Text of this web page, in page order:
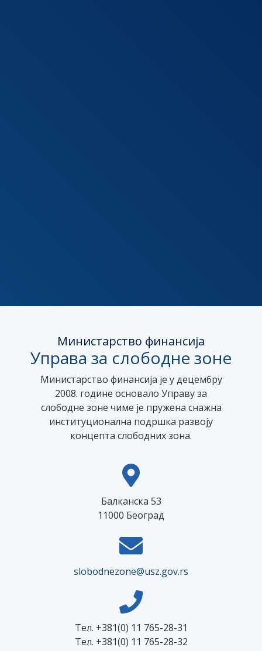
Министарство финансија
Управа за слободне зоне
Министарство финансија је у децембру
2008. године основало Управу за
слободне зоне чиме је пружена снажна
институционална подршка развоју
концепта слободних зона.
Балканска 53
11000 Београд
slobodnezone@usz.gov.rs
Тел. +381(0) 11 765-28-31
Тел. +381(0) 11 765-28-32